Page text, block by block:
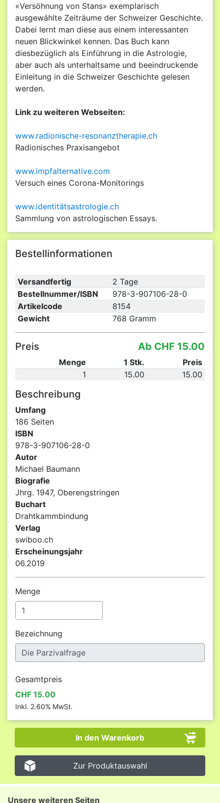
«Versöhnung von Stans» exemplarisch
ausgewählte Zeiträume der Schweizer Geschichte.
Dabei lernt man diese aus einem interessanten
neuen Blickwinkel kennen. Das Buch kann
diesbezüglich als Einführung in die Astrologie,
aber auch als unterhaltsame und beeindruckende
Einleitung in die Schweizer Geschichte gelesen
werden.
Link zu weiteren Webseiten:
www.radionische-resonanztherapie.ch
Radionisches Praxisangebot
www.impfalternative.com
Versuch eines Corona-Monitorings
www.identitätsastrologie.ch
Sammlung von astrologischen Essays.
Bestellinformationen
Versandfertig
2 Tage
Bestellnummer/ISBN
978-3-907106-28-0
Artikelcode
8154
Gewicht
768 Gramm
Preis Ab CHF 15.00
Menge 1 Stk.
Preis
1
15.00 15.00
Beschreibung
Umfang
186 Seiten
ISBN
978-3-907106-28-0
Autor
Michael Baumann
Biografie
Jhrg. 1947, Oberengstringen
Buchart
Drahtkammbindung
Verlag
swiboo.ch
Erscheinungsjahr
06.2019
Menge
Bezeichnung
Gesamtpreis
CHF 15.00
Inkl. 2.60% MwSt.
Zur Produktauswahl
Unsere weiteren Seiten